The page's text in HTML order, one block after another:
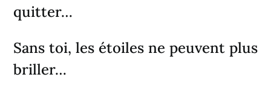
quitter…
Sans toi, les étoiles ne peuvent plus
briller…